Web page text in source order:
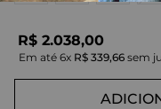
R$ 2.038,00
Em até 6x R$ 339,66 sem